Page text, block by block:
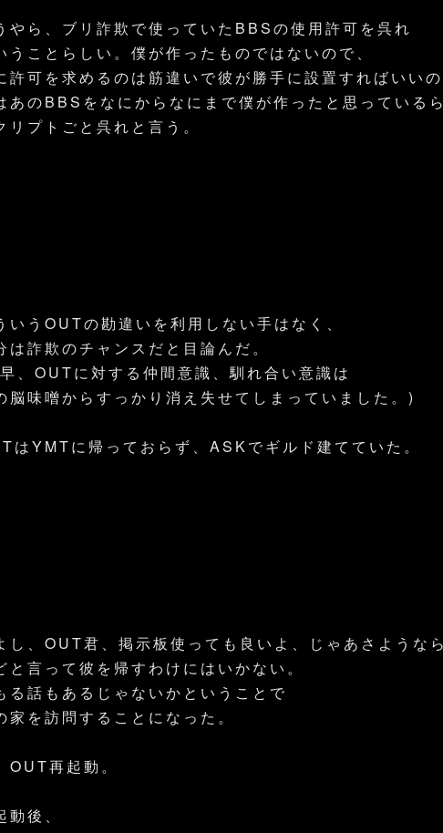
やら、ブリ詐欺で使っていたBBSの使用許可を呉れ
うことらしい。僕が作ったものではないので、
許可を求めるのは筋違いで彼が勝手に設置すればいいの
あのBBSをなにからなにまで僕が作ったと思っているら
リプトごと呉れと言う。
いうOUTの勘違いを利用しない手はなく、
は詐欺のチャンスだと目論んだ。
、OUTに対する仲間意識、馴れ合い意識は
脳味噌からすっかり消え失せてしまっていました。)
はYMTに帰っておらず、ASKでギルド建てていた。
し、OUT君、掲示板使っても良いよ、じゃあさようなら
と言って彼を帰すわけにはいかない。
る話もあるじゃないかということで
家を訪問することになった。
OUT再起動。
動後、